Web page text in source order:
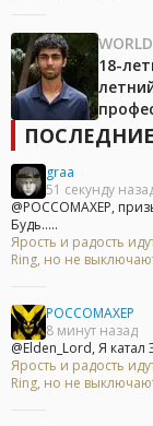
18-
graa
51 секунду
@POCCOMAXEP,
Будь.....
Ярость и радость
Ring, но не
POCCOMAXEP
8 минут назад
@Elden_Lord, Я
Ярость и радость
Ring, но не